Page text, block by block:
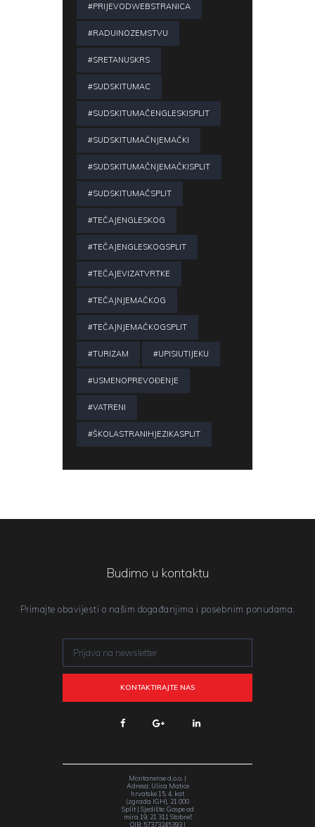
#PRIJEVODWEBSTRANICA
#RADUINOZEMSTVU
#SRETANUSKRS
#SUDSKITUMAC
#SUDSKITUMAČENGLESKISPLIT
#SUDSKITUMAČNJEMAČKI
#SUDSKITUMAČNJEMAČKISPLIT
#SUDSKITUMAČSPLIT
#TEČAJENGLESKOG
#TEČAJENGLESKOGSPLIT
#TEČAJEVIZATVRTKE
#TEČAJNJEMAČKOG
#TEČAJNJEMAČKOGSPLIT
#TURIZAM #UPISIUTIJEKU
#USMENOPREVOĐENJE
#VATRENI
#ŠKOLASTRANIHJEZIKASPLIT
Budimo u kontaktu
Primajte obavijesti o našim događanjima i posebnim ponudama.
Montanense d.o.o. |
Adresa: Ulica Matice
hrvatske 15, 4. kat
(zgrada IGH), 21 000
Split | Sjedište: Gospe od
mira 19, 21 311 Stobreč
OIB: 57373245393 |